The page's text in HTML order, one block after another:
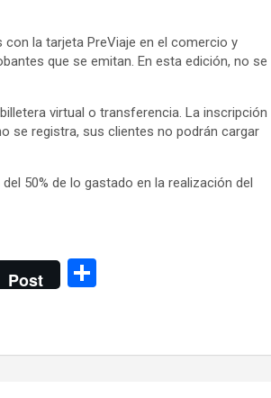
la tarjeta PreViaje en el comercio y
que se emitan. En esta edición, no se
virtual o transferencia. La inscripción
se registra, sus clientes no podrán cargar
50% de lo gastado en la realización del
Post
p